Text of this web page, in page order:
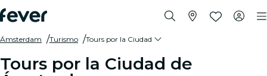
Ámsterdam Turismo Tours por la Ciudad
Tours por la Ciudad de